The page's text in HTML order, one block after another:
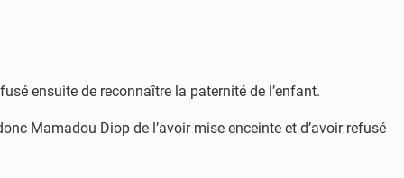
ensuite de reconnaître la paternité de l’enfant.
Mamadou Diop de l’avoir mise enceinte et d’avoir refusé